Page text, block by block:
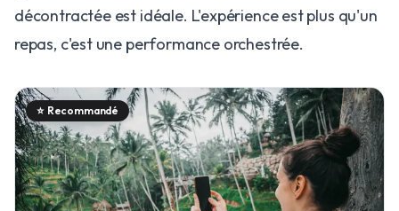
décontractée est idéale. L'expérience est plus qu'un
repas, c'est une performance orchestrée.
⭐ Recommandé